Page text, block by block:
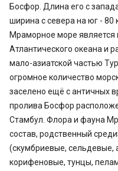
Босфор. Длина его с
ширина с севера на юг - 80
Мраморное море
Атлантического океана и
мало-азиатской частью
огромное количество
заселено ещё с античных
пролива Босфор
Стамбул. Флора и фауна
состав, родственный
(скумбриевые, сельдевые,
корифеновые, тунцы,